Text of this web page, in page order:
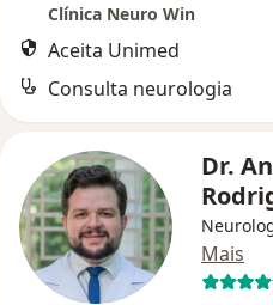
Clínica Neuro Win
Aceita Unimed
Consulta neurologia
Dr.
Mais